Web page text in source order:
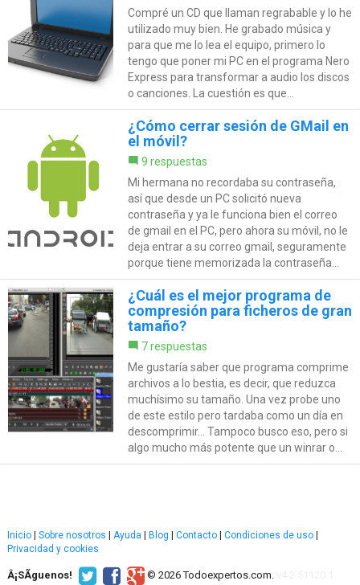
Compré un CD que llaman regrabable y lo he
utilizado muy bien. He grabado música y
para que me lo lea el equipo, primero lo
tengo que poner mi PC en el programa Nero
Express para transformar a audio los discos
o canciones. La cuestión es que...
¿Cómo cerrar sesión de GMail en
el móvil?
9 respuestas
Mi hermana no recordaba su contraseña,
así que desde un PC solicitó nueva
contraseña y ya le funciona bien el correo
de gmail en el PC, pero ahora su móvil, no le
deja entrar a su correo gmail, seguramente
porque tiene memorizada la contraseña...
¿Cuál es el mejor programa de
compresión para ficheros de gran
tamaño?
7 respuestas
Me gustaría saber que programa comprime
archivos a lo bestia, es decir, que reduzca
muchísimo su tamaño. Una vez probe uno
de este estilo pero tardaba como un día en
descomprimir... Tampoco busco eso, pero si
algo mucho más potente que un winrar o...
Inicio | Sobre nosotros | Ayuda | Blog | Contacto | Condiciones de uso |
Privacidad y cookies
Â¡SÃ­guenos! © 2026 Todoexpertos.com.